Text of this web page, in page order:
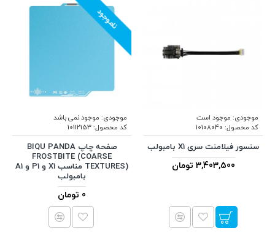
موجودی: موجود است
کد محصول: 10108040
سنسور فیلامنت سری X1 بامبولب
3,403,500 تومان
ناموجود
موجودی: موجود نمی باشد
کد محصول:10112153
صفحه چاپ BIQU PANDA
FROSTBITE (COARSE
TEXTURES) مناسب X1 و P1 و A1
بامبولب
0 تومان